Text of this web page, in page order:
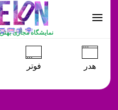
نمایشگاه مجازی
هدر فوتر